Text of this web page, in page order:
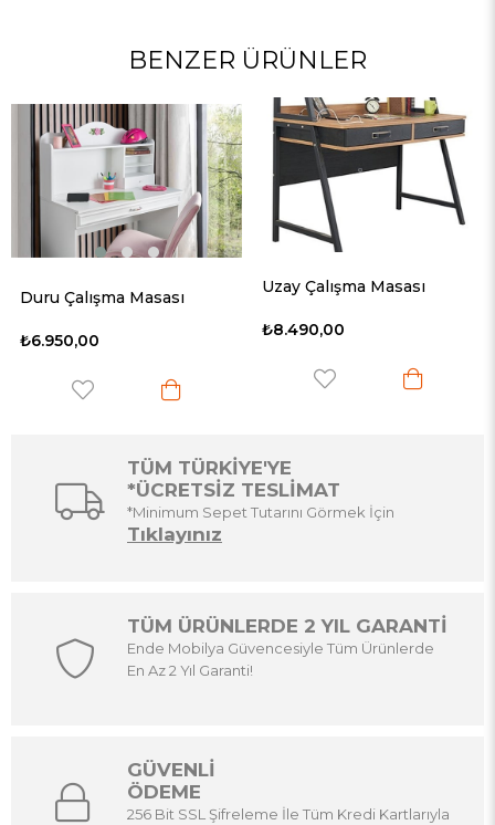
BENZER ÜRÜNLER
Masası
Uzay Çalışma Masası
TÜM TÜRKİYE'YE
*ÜCRETSİZ TESLİMAT
*Minimum Sepet Tutarını Görmek İçin
Tıklayınız
TÜM ÜRÜNLERDE 2 YIL GARANTİ
Ende Mobilya Güvencesiyle Tüm Ürünlerde
En Az 2 Yıl Garanti!
GÜVENLİ
ÖDEME
256 Bit SSL Şifreleme İle Tüm Kredi Kartlarıyla